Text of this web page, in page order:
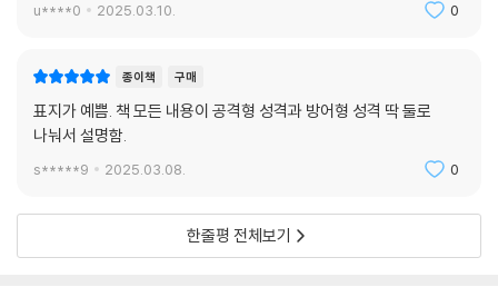
u****0 2025.03.10. 0
종이책 구매
표지가 예쁨. 책 모든 내용이 공격형 성격과 방어형 성격 딱 둘로
나눠서 설명함.
s*****9 2025.03.08. 0
한줄평 전체보기